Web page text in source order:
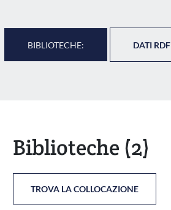
BIBLIOTECHE: DATI RDF
Biblioteche (2)
TROVA LA COLLOCAZIONE